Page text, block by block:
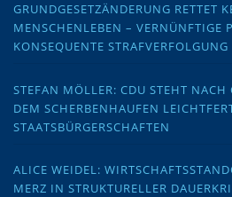
GRUNDGESETZÄNDERUNG RETTET
MENSCHENLEBEN – VERNÜNFTIGE
KONSEQUENTE
STEFAN MÖLLER: CDU STEHT NACH
DEM SCHERBENHAUFEN
STAATSBÜRGERSCHAFTEN
ALICE WEIDEL:
MERZ IN STRUKTURELLER